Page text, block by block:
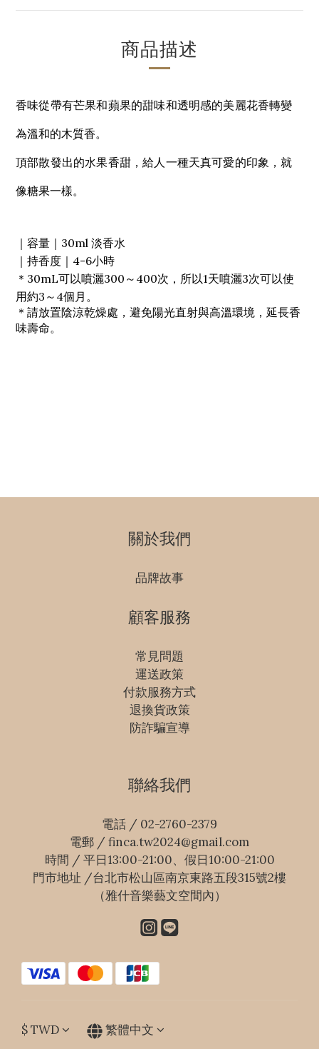
商品描述
香味從帶有芒果和蘋果的甜味和透明感的美麗花香轉變
為溫和的木質香。
頂部散發出的水果香甜，給人一種天真可愛的印象，就
像糖果一樣。
｜容量｜30ml 淡香水
｜持香度｜4-6小時
＊30mL可以噴灑300～400次，所以1天噴灑3次可以使
用約3～4個月。
＊請放置陰涼乾燥處，避免陽光直射與高溫環境，延長香
味壽命。
關於我們
品牌故事
顧客服務
常見問題
運送政策
付款服務方式
退換貨政策
防詐騙宣導
聯絡我們
電話 / 02-2760-2379
電郵 / finca.tw2024@gmail.com
時間 / 平日13:00-21:00、假日10:00-21:00
門市地址 /台北市松山區南京東路五段315號2樓
（雅什音樂藝文空間內）
$TWD 繁體中文